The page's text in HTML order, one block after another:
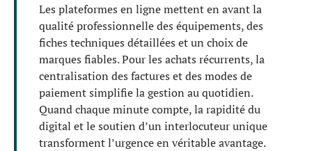
Les plateformes en ligne mettent en avant la
qualité professionnelle des équipements, des
fiches techniques détaillées et un choix de
marques fiables. Pour les achats récurrents, la
centralisation des factures et des modes de
paiement simplifie la gestion au quotidien.
Quand chaque minute compte, la rapidité du
digital et le soutien d’un interlocuteur unique
transforment l’urgence en véritable avantage.